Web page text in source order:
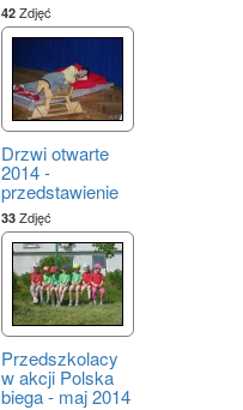
42 Zdjęć
Drzwi otwarte
2014 -
przedstawienie
33 Zdjęć
Przedszkolacy
w akcji Polska
biega - maj 2014